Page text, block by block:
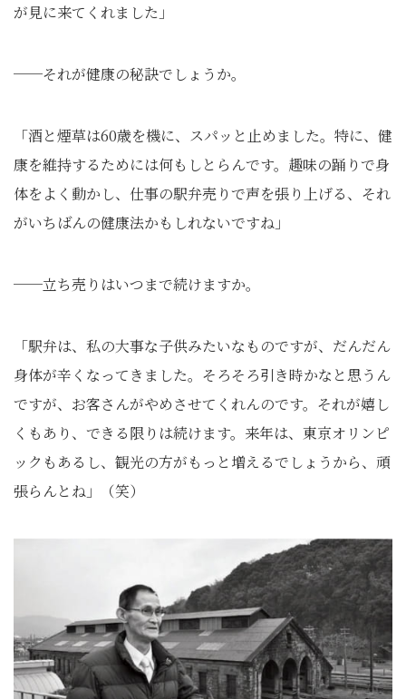
が見に来てくれました」
──それが健康の秘訣でしょうか。
「酒と煙草は60歳を機に、スパッと止めました。特に、健
康を維持するためには何もしとらんです。趣味の踊りで身
体をよく動かし、仕事の駅弁売りで声を張り上げる、それ
がいちばんの健康法かもしれないですね」
──立ち売りはいつまで続けますか。
「駅弁は、私の大事な子供みたいなものですが、だんだん
身体が辛くなってきました。そろそろ引き時かなと思うん
ですが、お客さんがやめさせてくれんのです。それが嬉し
くもあり、できる限りは続けます。来年は、東京オリンピ
ックもあるし、観光の方がもっと増えるでしょうから、頑
張らんとね」（笑）